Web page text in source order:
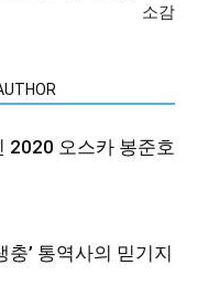
소감
2020 오스카 봉준호
충’ 통역사의 믿기지